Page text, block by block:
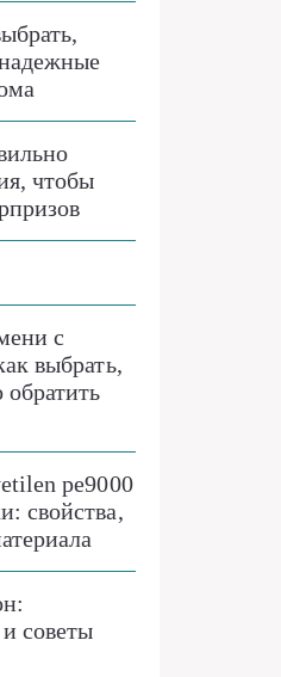
надежные
чтобы
с
выбрать,
обратить
pe9000
свойства,
советы